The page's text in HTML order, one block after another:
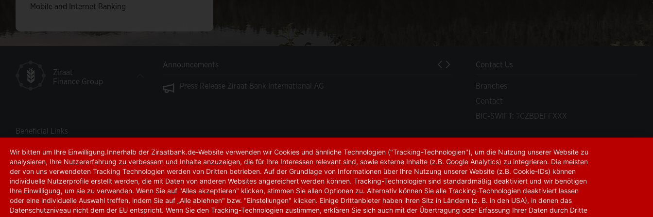
Mobile and Internet Banking
Ziraat
Finance Group
Announcements
Trade Platform MitiGram Press Release Ziraat Bank International AG Ziraat Bank joined International Trade Platform MitiGram
Beneficial Links
Imprint Security
Privacy Policy
Links
Forms and documents
ODR
AGB
Branches
Career
Accessibility
Withdrawal Process
Contact Us
Branches
Contact
BIC-SWIFT: TCZBDEFFXXX
Wir bitten um Ihre Einwilligung.Innerhalb der Ziraatbank.de-Website verwenden wir Cookies und ähnliche Technologien ("Tracking-Technologien"), um die Nutzung unserer Website zu
analysieren, Ihre Nutzererfahrung zu verbessern und Inhalte anzuzeigen, die für Ihre Interessen relevant sind, sowie externe Inhalte (z.B. Google Analytics) zu integrieren. Die meisten
der von uns verwendeten Tracking Technologien werden von Dritten betrieben. Auf der Grundlage von Informationen über Ihre Nutzung unserer Website (z.B. Cookie-IDs) können
individuelle Nutzerprofile erstellt werden, die mit Daten von anderen Websites angereichert werden können. Tracking-Technologien sind standardmäßig deaktiviert und wir benötigen
Ihre Einwilligung, um sie zu verwenden. Wenn Sie auf "Alles akzeptieren" klicken, stimmen Sie allen Optionen zu. Alternativ können Sie alle Tracking-Technologien deaktiviert lassen
oder eine individuelle Auswahl treffen, indem Sie auf „Alle ablehnen" bzw. "Einstellungen" klicken. Einige Drittanbieter haben ihren Sitz in Ländern (z. B. in den USA), in denen das
Datenschutzniveau nicht dem der EU entspricht. Wenn Sie den Tracking-Technologien zustimmen, erklären Sie sich auch mit der Übertragung oder Erfassung Ihrer Daten durch Dritte